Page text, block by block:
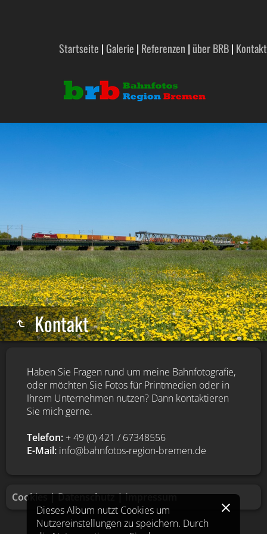
Startseite | Galerie | Referenzen | über BRB| Kontakt
Kontakt
Haben Sie Fragen rund um meine Bahnfotografie,
oder möchten Sie Fotos für Printmedien oder in
Ihrem Unternehmen nutzen? Dann kontaktieren
Sie mich gerne.
Telefon: + 49 (0) 421 / 67348556
E-Mail: info@bahnfotos-region-bremen.de
Cookies|Datenschutz|Impressum
Dieses Album nutzt Cookies um
Nutzereinstellungen zu speichern. Durch